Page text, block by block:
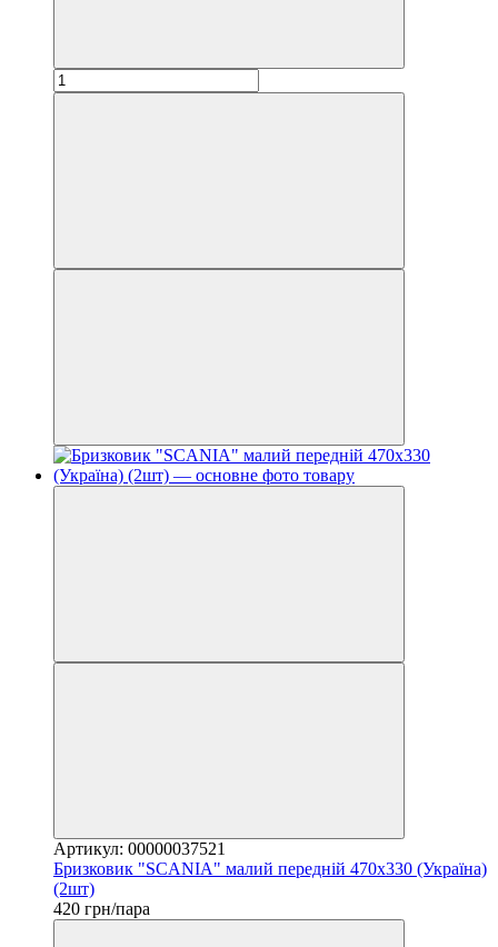
Артикул: 00000037521
Бризковик "SCANIA" малий передній 470х330 (Україна)
(2шт)
420 грн/пара